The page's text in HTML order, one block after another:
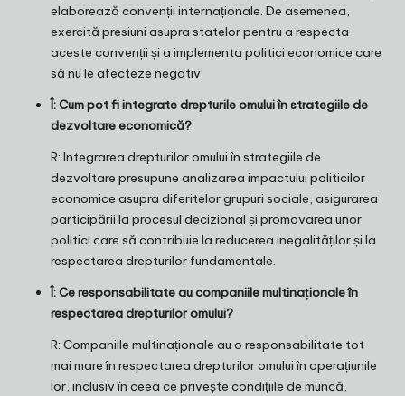
elaborează convenții internaționale. De asemenea,
exercită presiuni asupra statelor pentru a respecta
aceste convenții și a implementa politici economice care
să nu le afecteze negativ.
Î: Cum pot fi integrate drepturile omului în strategiile de
dezvoltare economică?
R: Integrarea drepturilor omului în strategiile de
dezvoltare presupune analizarea impactului politicilor
economice asupra diferitelor grupuri sociale, asigurarea
participării la procesul decizional și promovarea unor
politici care să contribuie la reducerea inegalităților și la
respectarea drepturilor fundamentale.
Î: Ce responsabilitate au companiile multinaționale în
respectarea drepturilor omului?
R: Companiile multinaționale au o responsabilitate tot
mai mare în respectarea drepturilor omului în operațiunile
lor, inclusiv în ceea ce privește condițiile de muncă,